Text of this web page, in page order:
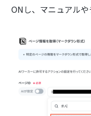
ONし、マニュアルや